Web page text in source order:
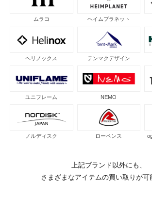
ムラコ ヘイムプラネット
ヘリノックス テンマクデザイン
ユニフレーム NEMO
ノルディスク ローベンス
上記ブランド以外にも、
さまざまなアイテムの買い取りが可